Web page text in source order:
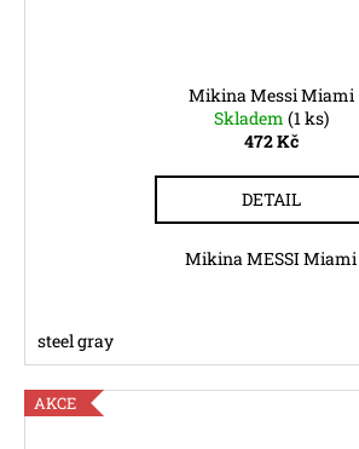
Mikina Messi Miami
Skladem (1 ks)
472 Kč
DETAIL
Mikina MESSI Miami
steel gray
AKCE